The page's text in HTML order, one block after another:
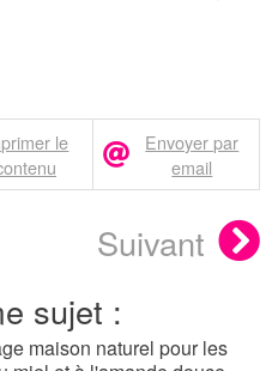
le
Envoyer par
email
Suivant
sujet :
maison naturel pour les